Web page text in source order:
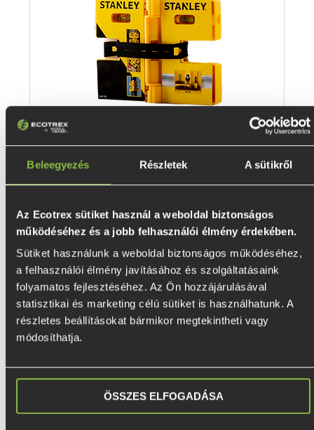
Beleegyezés Részletek A sütikről
Az Ecotrex sütiket használ a weboldal biztonságos
működéséhez és a jobb felhasználói élmény érdekében.
Sütiket használunk a weboldal biztonságos működéséhez,
a felhasználói élmény javításához és szolgáltatásaink
folyamatos fejlesztéséhez. Az Ön hozzájárulásával
statisztikai és marketing célú sütiket is használhatunk. A
részletes beállításokat bármikor megtekintheti vagy
módosíthatja.
ÖSSZES ELFOGADÁSA
Stanley mágneses sarok vízmérték
Ár
3490 Ft
Kosárba
Kiegészítők talajcsavaros rendszerekhez
rögzítőelemeket és telepítő eszközöket tartalmaz,